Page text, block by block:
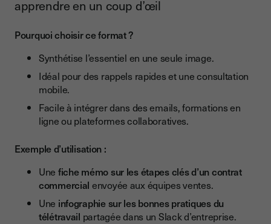
apprendre en un coup d’œil
Pourquoi choisir ce format ?
Synthétise l’essentiel en une seule image.
Idéal pour des rappels rapides et une consultation
mobile.
Facile à intégrer dans des emails, formations en
ligne ou plateformes collaboratives.
Exemple d’utilisation :
Une fiche mémo sur les étapes clés d’un contrat
commercial envoyée aux équipes ventes.
Une infographie sur les bonnes pratiques du
télétravail partagée dans un Slack d’entreprise.